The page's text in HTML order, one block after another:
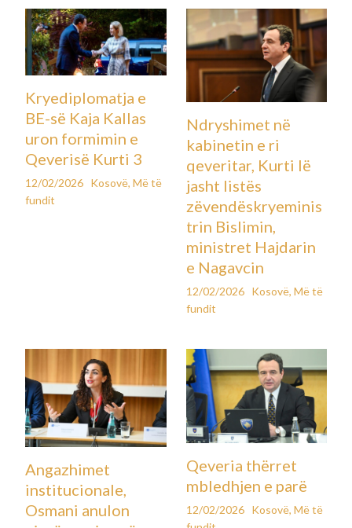
Kryediplomatja e
BE-së Kaja Kallas
uron formimin e
Qeverisë Kurti 3
12/02/2026 Kosovë,Më të
fundit
Ndryshimet në
kabinetin e ri
qeveritar, Kurti lë
jasht listës
zëvendëskryeminis
trin Bislimin,
ministret Hajdarin
e Nagavcin
12/02/2026 Kosovë, Më të
fundit
Angazhimet
institucionale,
Osmani anulon
Qeveria thërret
mbledhjen e parë
12/02/2026 Kosovë, Më të